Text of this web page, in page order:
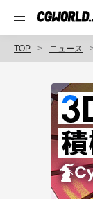
TOP ニュース